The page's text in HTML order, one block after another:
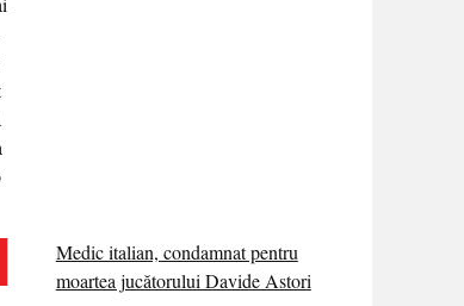
Medic italian, condamnat pentru
moartea jucătorului Davide Astori